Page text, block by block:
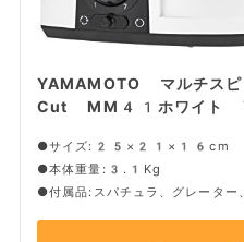
YAMAMOTO マルチス
Cut MM41ホワイト
●サイズ:25×21×16cm
●本体重量:3.1Kg
●付属品:スパチュラ、グレーター